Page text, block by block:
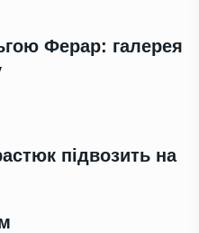
Ферар: галерея
підвозить на